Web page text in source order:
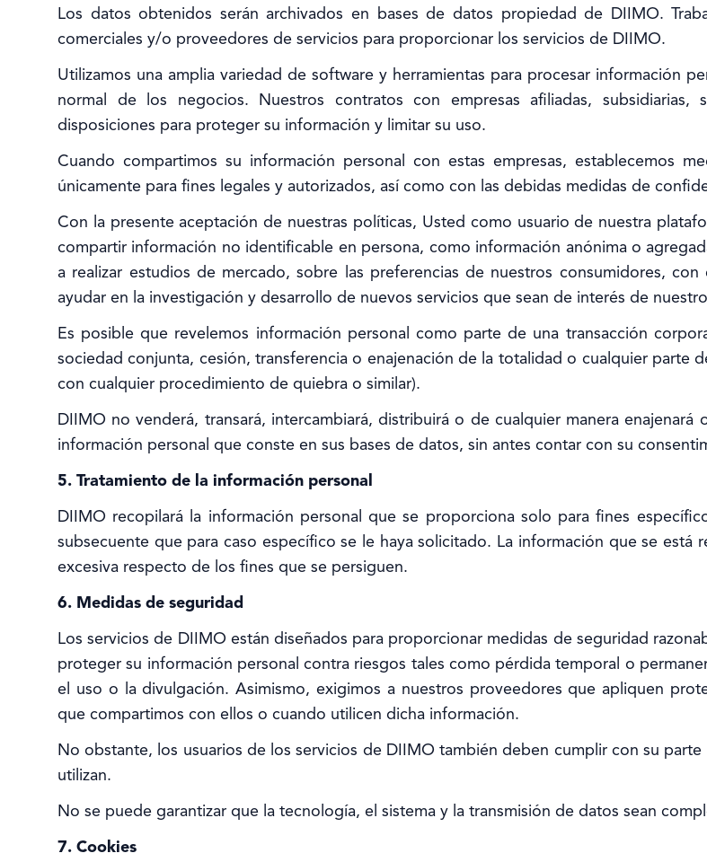
Los datos obtenidos serán archivados en bases de datos propiedad de DIIMO.
comerciales y/o proveedores de servicios para proporcionar los servicios de DIIMO.
Utilizamos una amplia variedad de software y herramientas para procesar información
normal de los negocios. Nuestros contratos con empresas afiliadas,
disposiciones para proteger su información y limitar su uso.
Cuando compartimos su información personal con estas empresas, establecemos
únicamente para fines legales y autorizados, así como con las debidas medidas de
Con la presente aceptación de nuestras políticas, Usted como usuario de nuestra
compartir información no identificable en persona, como información anónima o
a realizar estudios de mercado, sobre las preferencias de nuestros consumidores,
ayudar en la investigación y desarrollo de nuevos servicios que sean de interés de
Es posible que revelemos información personal como parte de una transacción
sociedad conjunta, cesión, transferencia o enajenación de la totalidad o cualquier parte
con cualquier procedimiento de quiebra o similar).
DIIMO no venderá, transará, intercambiará, distribuirá o de cualquier manera
información personal que conste en sus bases de datos, sin antes contar con su
5. Tratamiento de la información personal
DIIMO recopilará la información personal que se proporciona solo para fines
subsecuente que para caso específico se le haya solicitado. La información que se
excesiva respecto de los fines que se persiguen.
6. Medidas de seguridad
Los servicios de DIIMO están diseñados para proporcionar medidas de seguridad
proteger su información personal contra riesgos tales como pérdida temporal o
el uso o la divulgación. Asimismo, exigimos a nuestros proveedores que apliquen
que compartimos con ellos o cuando utilicen dicha información.
No obstante, los usuarios de los servicios de DIIMO también deben cumplir con su
utilizan.
No se puede garantizar que la tecnología, el sistema y la transmisión de datos sean
7. Cookies